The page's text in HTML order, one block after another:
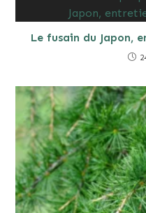
Le fusain du Japon,